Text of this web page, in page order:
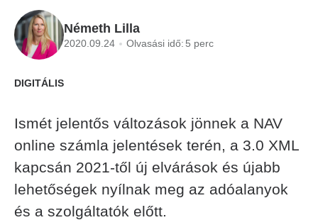
Németh Lilla
2020.09.24 Olvasási idő: 5 perc
DIGITÁLIS
Ismét jelentős változások jönnek a NAV
online számla jelentések terén, a 3.0 XML
kapcsán 2021-től új elvárások és újabb
lehetőségek nyílnak meg az adóalanyok
és a szolgáltatók előtt.